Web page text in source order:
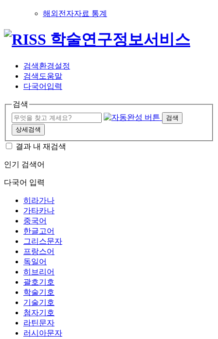
해외전자자료 통계
검색환경설정
검색도움말
다국어입력
검색
검색
상세검색
결과 내 재검색
인기 검색어
다국어 입력
히라가나
가타카나
중국어
한글고어
그리스문자
프랑스어
독일어
히브리어
괄호기호
학술기호
기술기호
첨자기호
라틴문자
러시아문자